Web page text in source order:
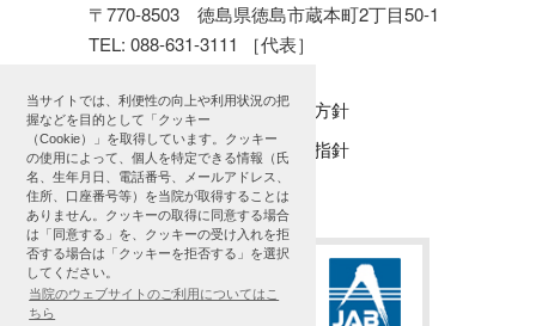
当サイトでは、利便性の向上や利用状況の把
握などを目的として「クッキー
（Cookie）」を取得しています。クッキー
の使用によって、個人を特定できる情報（氏
名、生年月日、電話番号、メールアドレス、
住所、口座番号等）を当院が取得することは
ありません。クッキーの取得に同意する場合
は「同意する」を、クッキーの受け入れを拒
否する場合は「クッキーを拒否する」を選択
してください。
当院のウェブサイトのご利用についてはこ
ちら
〒770-8503 徳島県徳島市蔵本町2丁目50-1
TEL: 088-631-3111 ［代表］
個人情報保護方針
公表に関する指針
サイトマップ